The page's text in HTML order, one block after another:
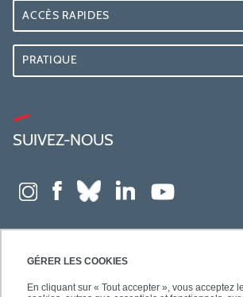
GÉRER LES COOKIES
En cliquant sur « Tout accepter », vous acceptez
ACCÈS RAPIDES
PRATIQUE
SUIVEZ-NOUS